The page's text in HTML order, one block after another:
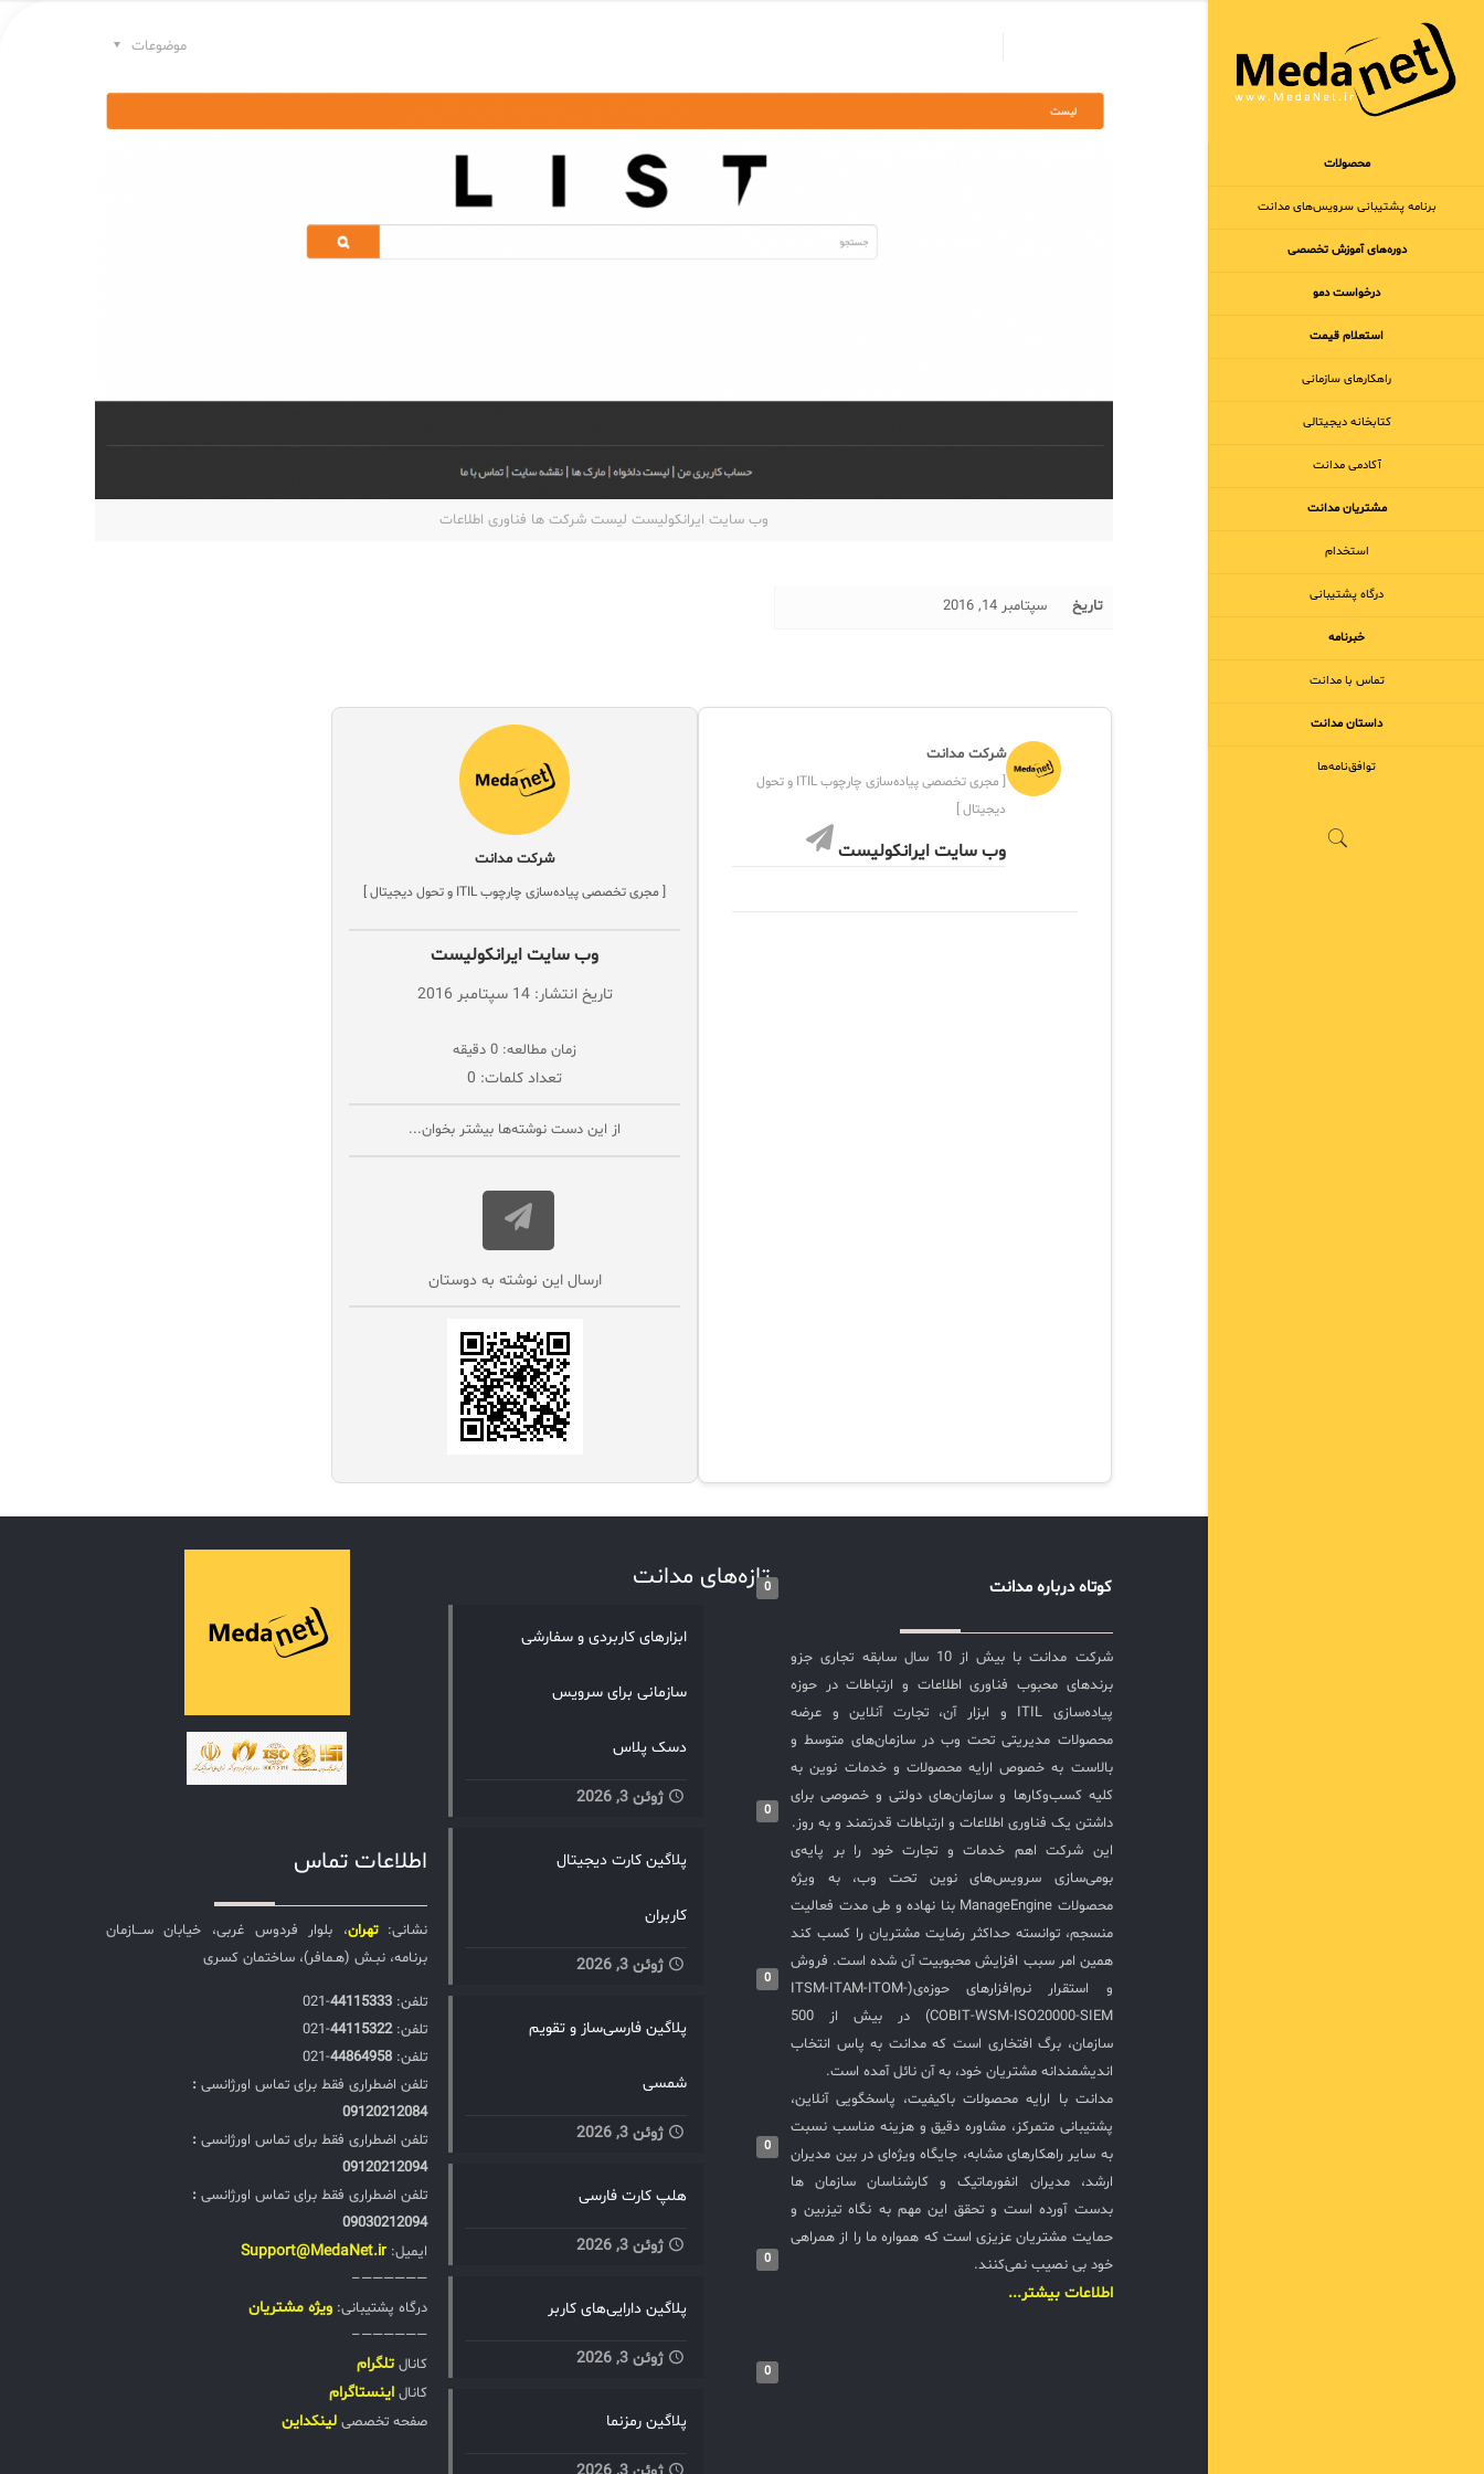
محصولات
برنامه‌ پشتیبانی سرویس‌های مدانت
دوره‌های آموزش تخصصی
درخواست دمو
استعلام قیمت
راهکارهای سازمانی
کتابخانه دیجیتالی
آکادمی مدانت
مشتریان مدانت
استخدام
درگاه پشتیبانی
خبرنامه
تماس با مدانت
داستان مدانت
توافق‌نامه‌ها
موضوعات
وب سایت ایرانکولیست لیست شرکت ها فناوری اطلاعات
تاریخ سپتامبر 14, 2016
شرکت مدانت
[ مجری تخصصی پیاده‌سازی چارچوب ITIL و تحول
دیجیتال ]
وب سایت ایرانکولیست شرکت مدانت
[ مجری تخصصی پیاده‌سازی چارچوب ITIL و تحول دیجیتال ]
وب سایت ایرانکولیست
تاریخ انتشار: 14 سپتامبر 2016
زمان مطالعه: 0 دقیقه
تعداد کلمات: 0
از این دست نوشته‌ها بیشتر بخوان...
ارسال این نوشته به دوستان‌
کوتاه درباره مدانت
شرکت مدانت با بیش از 10 سال سابقه تجاری جزو
برندهای محبوب فناوری اطلاعات و ارتباطات در حوزه
پیاده‌سازی ITIL و ابزار آن، تجارت آنلاین و عرضه
محصولات مدیریتی تحت وب در سازمان‌های متوسط و
بالاست به خصوص ارایه محصولات و خدمات نوین به
کلیه کسب‌وکارها و سازمان‌های دولتی و خصوصی برای
داشتن یک فناوری اطلاعات و ارتباطات قدرتمند و به روز.
این شرکت اهم خدمات و تجارت خود را بر پایه‌ی
بومی‌سازی سرویس‌های نوین تحت وب، به ویژه
محصولات ManageEngine بنا نهاده و طی مدت فعالیت
منسجم، توانسته حداکثر رضایت مشتریان را کسب کند
همین امر سبب افزایش محبوبیت آن شده است. فروش
و استقرار نرم‌افزارهای حوزه‌ی(ITSM-ITAM-ITOM-
COBIT-WSM-ISO20000-SIEM) در بیش از 500
سازمان، برگ افتخاری است که مدانت به پاس انتخاب
اندیشمندانه مشتریان خود، به آن نائل آمده است.
مدانت با ارایه محصولات باکیفیت، پاسخگویی آنلاین،
پشتیبانی متمرکز، مشاوره دقیق و هزینه مناسب نسبت
به سایر راهکارهای مشابه، جایگاه ویژه‌ای در بین مدیران
ارشد، مدیران انفورماتیک و کارشناسان سازمان ها
بدست آورده است و تحقق این مهم به نگاه تیزبین و
حمایت مشتریان عزیزی است که همواره ما را از همراهی
خود بی نصیب نمی‌کنند.
اطلاعات بیشتر...
تازه‌های مدانت
0
ابزارهای کاربردی و سفارشی
سازمانی برای سرویس
دسک پلاس
ژوئن 3, 2026
0
پلاگین کارت دیجیتال
کاربران
ژوئن 3, 2026
0
پلاگین فارسی‌ساز و تقویم
شمسی
ژوئن 3, 2026
0
هلپ کارت فارسی
ژوئن 3, 2026
0
پلاگین دارایی‌های کاربر
ژوئن 3, 2026
0
پلاگین رمزنما
اطلاعات تماس
نشانی:تهران، بلوار فردوس غربی، خیابان ســـازمان
برنامه، نبـش (هـمافر)، ساختمان کسری
تلفن:‌ 44115333
-021
تلفن:‌44115322
-021
تلفن:‌ 44864958
-021
تلفن اضطراری فقط برای تماس اورژانسی :
09120212084
تلفن اضطراری فقط برای تماس اورژانسی :
09120212094
تلفن اضطراری فقط برای تماس اورژانسی :
09030212094
ایمیل: Support@MedaNet.ir
——————–
درگاه پشتیبانی: ويژه مشتریان
——————–
کانال تلگرام
کانال اینستاگرام
صفحه تخصصی لینکداین